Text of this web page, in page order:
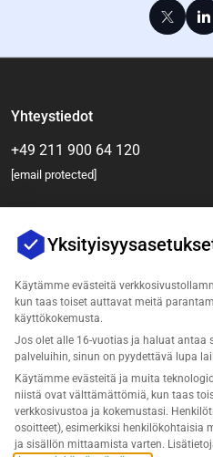
Yhteystiedot
+49 211 900 64 120
[email protected]
Yritys
Tuki
Ratkaisut Lost & Found varten
Käytämme evästeitä
kun taas toiset auttavat meitä
käyttökokemusta.
Jos olet alle 16-vuotias ja haluat antaa
palveluihin, sinun on pyydettävä lupa
Käytämme evästeitä ja muita
niistä ovat välttämättömiä, kun taas
verkkosivustoa ja kokemustasi.
osoitteet), esimerkiksi henkilökohtaisia
ja sisällön mittaamista varten.